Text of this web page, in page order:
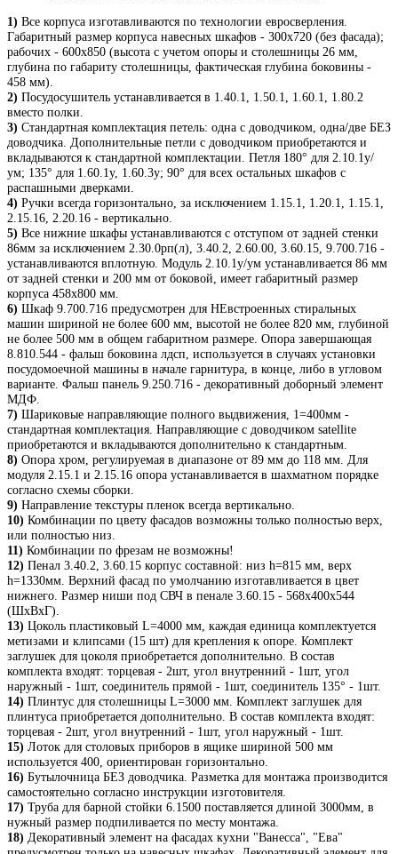
1) Все корпуса изготавливаются по технологии евросверления.
Габаритный размер корпуса навесных шкафов - 300х720 (без фасада);
рабочих - 600х850 (высота с учетом опоры и столешницы 26 мм,
глубина по габариту столешницы, фактическая глубина боковины -
458 мм).
2) Посудосушитель устанавливается в 1.40.1, 1.50.1, 1.60.1, 1.80.2
вместо полки.
3) Стандартная комплектация петель: одна с доводчиком, одна/две БЕЗ
доводчика. Дополнительные петли с доводчиком приобретаются и
вкладываются к стандартной комплектации. Петля 180° для 2.10.1у/
ум; 135° для 1.60.1у, 1.60.3у; 90° для всех остальных шкафов с
распашными дверками.
4) Ручки всегда горизонтально, за исключением 1.15.1, 1.20.1, 1.15.1,
2.15.16, 2.20.16 - вертикально.
5) Все нижние шкафы устанавливаются с отступом от задней стенки
86мм за исключением 2.30.0рп(л), 3.40.2, 2.60.00, 3.60.15, 9.700.716 -
устанавливаются вплотную. Модуль 2.10.1у/ум устанавливается 86 мм
от задней стенки и 200 мм от боковой, имеет габаритный размер
корпуса 458х800 мм.
6) Шкаф 9.700.716 предусмотрен для НЕвстроенных стиральных
машин шириной не более 600 мм, высотой не более 820 мм, глубиной
не более 500 мм в общем габаритном размере. Опора завершающая
8.810.544 - фальш боковина лдсп, используется в случаях установки
посудомоечной машины в начале гарнитура, в конце, либо в угловом
варианте. Фальш панель 9.250.716 - декоративный доборный элемент
МДФ.
7) Шариковые направляющие полного выдвижения, 1=400мм -
стандартная комплектация. Направляющие с доводчиком satellite
приобретаются и вкладываются дополнительно к стандартным.
8) Опора хром, регулируемая в диапазоне от 89 мм до 118 мм. Для
модуля 2.15.1 и 2.15.16 опора устанавливается в шахматном порядке
согласно схемы сборки.
9) Направление текстуры пленок всегда вертикально.
10) Комбинации по цвету фасадов возможны только полностью верх,
или полностью низ.
11) Комбинации по фрезам не возможны!
12) Пенал 3.40.2, 3.60.15 корпус составной: низ h=815 мм, верх
h=1330мм. Верхний фасад по умолчанию изготавливается в цвет
нижнего. Размер ниши под СВЧ в пенале 3.60.15 - 568х400х544
(ШхВхГ).
13) Цоколь пластиковый L=4000 мм, каждая единица комплектуется
метизами и клипсами (15 шт) для крепления к опоре. Комплект
заглушек для цоколя приобретается дополнительно. В состав
комплекта входят: торцевая - 2шт, угол внутренний - 1шт, угол
наружный - 1шт, соединитель прямой - 1шт, соединитель 135° - 1шт.
14) Плинтус для столешницы L=3000 мм. Комплект заглушек для
плинтуса приобретается дополнительно. В состав комплекта входят:
торцевая - 2шт, угол внутренний - 1шт, угол наружный - 1шт.
15) Лоток для столовых приборов в ящике шириной 500 мм
используется 400, ориентирован горизонтально.
16) Бутылочница БЕЗ доводчика. Разметка для монтажа производится
самостоятельно согласно инструкции изготовителя.
17) Труба для барной стойки 6.1500 поставляется длиной 3000мм, в
нужный размер подпиливается по месту монтажа.
18) Декоративный элемент на фасадах кухни "Ванесса", "Ева"